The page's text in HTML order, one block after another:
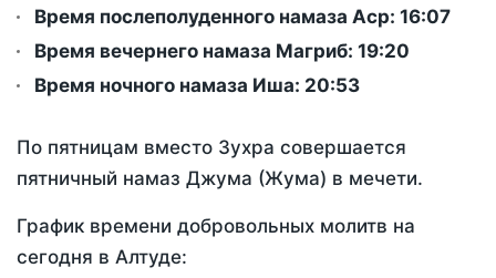
Время послеполуденного намаза Аср: 16:07
Время вечернего намаза Магриб: 19:20
Время ночного намаза Иша: 20:53
По пятницам вместо Зухра совершается
пятничный намаз Джума (Жума) в мечети.
График времени добровольных молитв на
сегодня в Алтуде: